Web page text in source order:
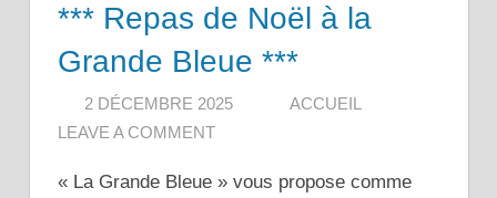
*** Repas de Noël à la
Grande Bleue ***
2 DÉCEMBRE 2025
ACCUEIL
LEAVE A COMMENT
« La Grande Bleue » vous propose comme